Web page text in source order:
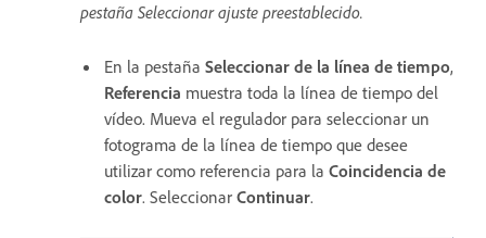
pestaña Seleccionar ajuste preestablecido.
En la pestaña Seleccionar de la línea de tiempo,
Referencia muestra toda la línea de tiempo del
vídeo. Mueva el regulador para seleccionar un
fotograma de la línea de tiempo que desee
utilizar como referencia para la Coincidencia de
color. Seleccionar Continuar.